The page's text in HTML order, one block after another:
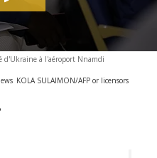
à l'aéroport Nnamdi
KOLA SULAIMON/AFP or licensors